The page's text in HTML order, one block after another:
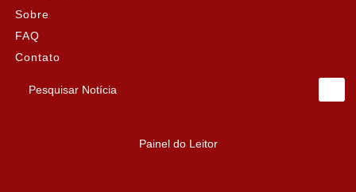
Sobre
FAQ
Contato
Pesquisar Notícia
Painel do Leitor